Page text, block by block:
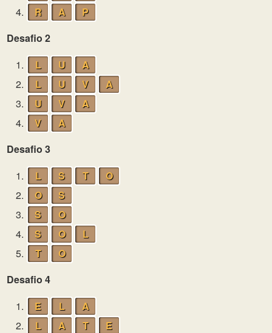
4.
R A
P
Desafio 2
1.
L U
A
2.
L U V
A
3.
U V
A
4.
V
A
Desafio 3
1.
L S T
O
2.
O
S
3.
S
O
4.
S O
L
5.
T
O
Desafio 4
1.
E L
A
2.
L A T
E